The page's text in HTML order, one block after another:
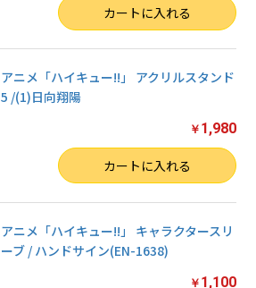
カートに入れる
アニメ「ハイキュー!!」 アクリルスタンド
5 /(1)日向翔陽
￥ 1,980
カートに入れる
アニメ「ハイキュー!!」 キャラクタースリ
ーブ / ハンドサイン(EN-1638)
￥ 1,100